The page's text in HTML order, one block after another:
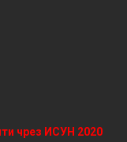
чрез ИСУН 2020